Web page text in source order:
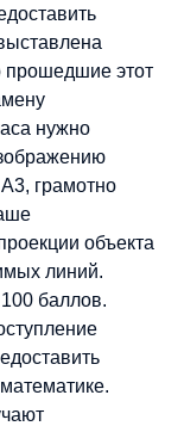
прошедшие этот
нужно
грамотно
объекта
линий.
баллов.